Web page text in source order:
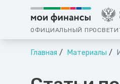
ОФИЦИАЛЬНЫЙ
Главная Материалы